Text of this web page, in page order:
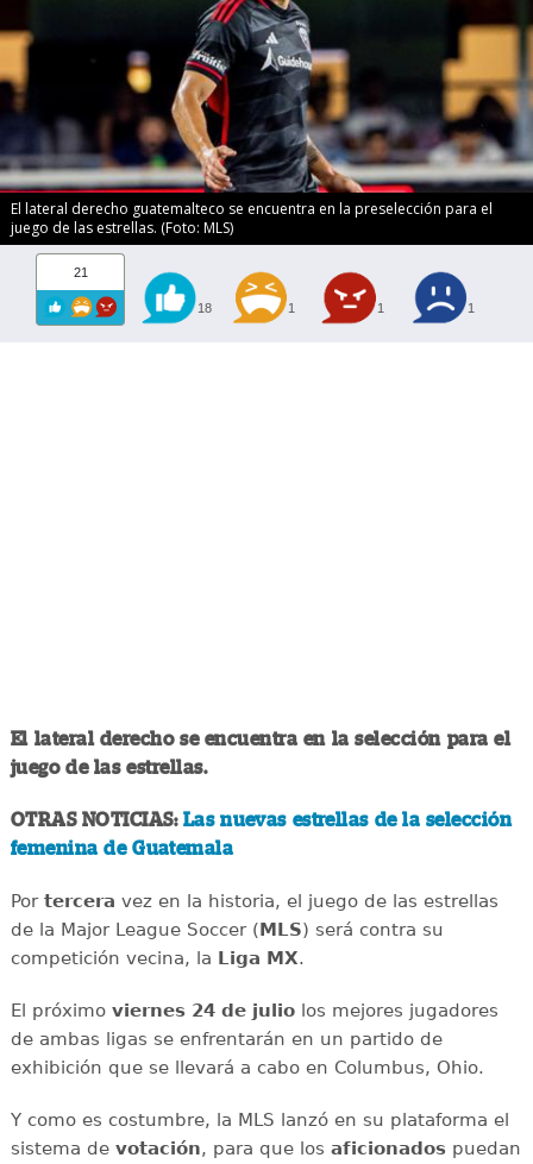
El lateral derecho guatemalteco se encuentra en la preselección para el
juego de las estrellas. (Foto: MLS)
21
18 1 1 1
El lateral derecho se encuentra en la selección para el
juego de las estrellas.
OTRAS NOTICIAS: Las nuevas estrellas de la selección
femenina de Guatemala
Por tercera vez en la historia, el juego de las estrellas
de la Major League Soccer (MLS) será contra su
competición vecina, la Liga MX.
El próximo viernes 24 de juliolos mejores jugadores
de ambas ligas se enfrentarán en un partido de
exhibición que se llevará a cabo en Columbus, Ohio.
Y como es costumbre, la MLS lanzó en su plataforma el
sistema de votación, para que los aficionadospuedan